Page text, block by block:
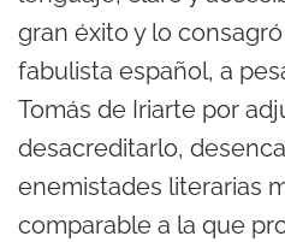
gran éxito y lo
fabulista español, a
Tomás de Iriarte por
desacreditarlo,
enemistades literarias
comparable a la que